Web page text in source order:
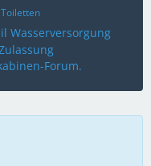
Wasserversorgung
Forum.